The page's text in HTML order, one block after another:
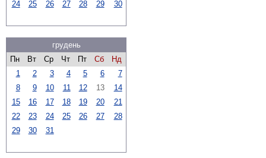
24
25 26 27 28 29 30
грудень
Пн
Вт Ср Чт Пт Сб
Нд
1
2 3 4 5 6
7
8
9 10 11 12 13
14
15
16 17 18 19 20
21
22
23 24 25 26 27
28
29
30 31